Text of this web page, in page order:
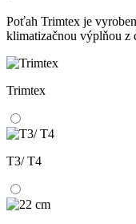
Poťah Trimtex je
klimatizačnou výplňou z
Trimtex
T3/ T4